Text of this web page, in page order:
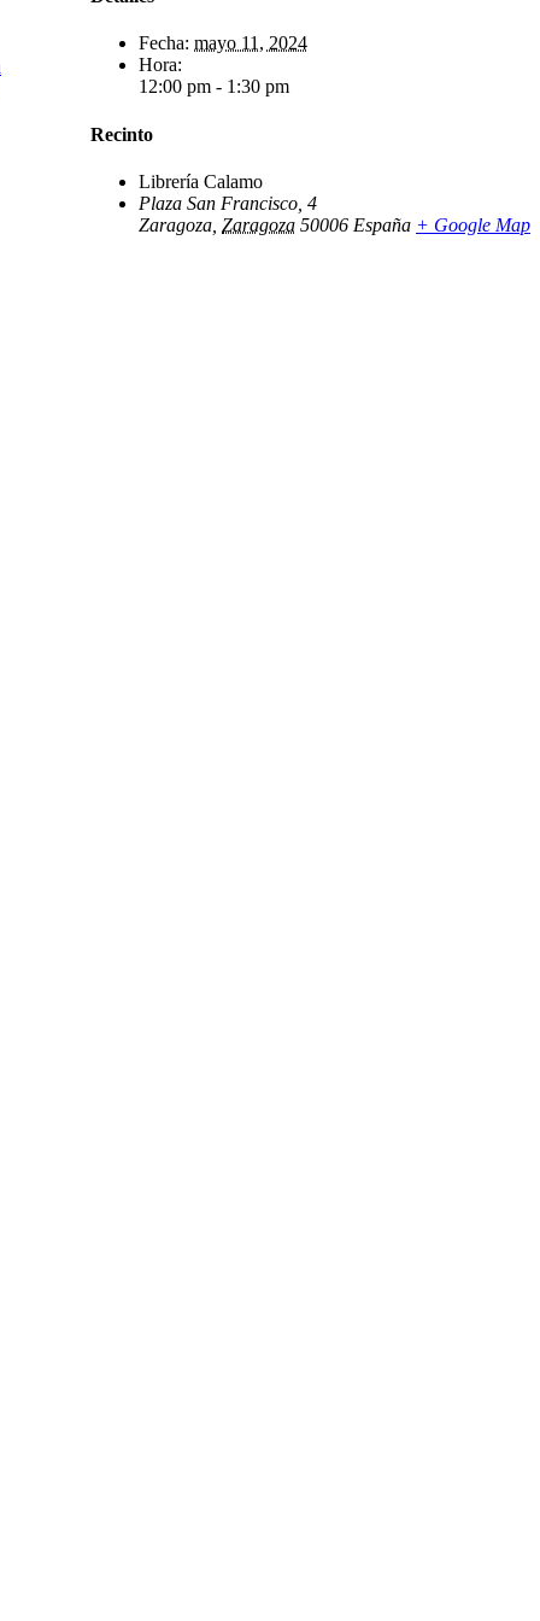
Fecha: mayo 11, 2024
Hora:
12:00 pm - 1:30 pm
Recinto
Librería Calamo
Plaza San Francisco, 4
Zaragoza Zaragoza 50006 España + Google Map